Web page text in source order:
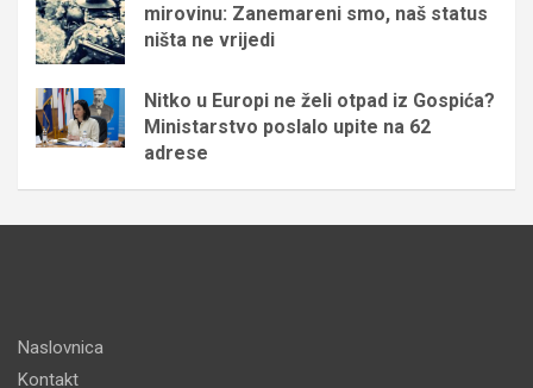
mirovinu: Zanemareni smo, naš status
ništa ne vrijedi
Nitko u Europi ne želi otpad iz Gospića?
Ministarstvo poslalo upite na 62
adrese
Naslovnica
Kontakt